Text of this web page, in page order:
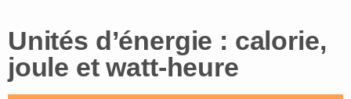
Unités d’énergie : calorie,
joule et watt-heure